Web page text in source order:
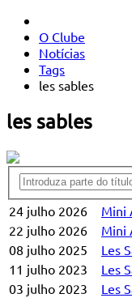
O Clube
Notícias
Tags
les sables
les sables
24 julho 2026
Mini
22 julho 2026
Mini
08 julho 2025
Les
11 julho 2023
Les
03 julho 2023
Les